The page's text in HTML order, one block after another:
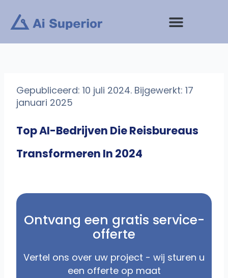
inhoud
Gepubliceerd: 10 juli 2024. Bijgewerkt: 17
januari 2025
Top AI-Bedrijven Die Reisbureaus
Transformeren In 2024
Ontvang een gratis service-
offerte
Vertel ons over uw project - wij sturen u
een offerte op maat